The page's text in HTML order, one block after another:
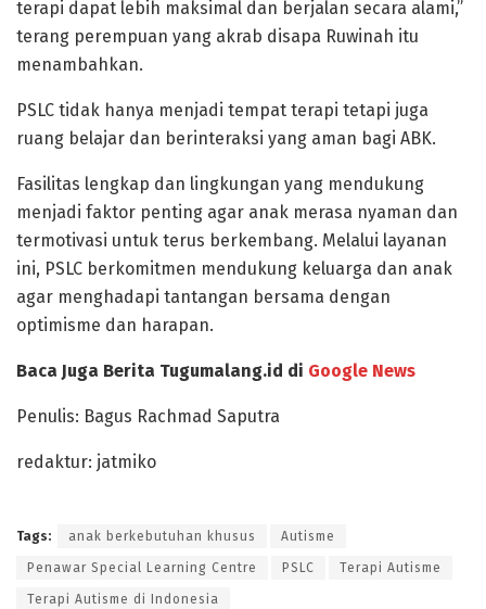
terapi dapat lebih maksimal dan berjalan secara alami,”
terang perempuan yang akrab disapa Ruwinah itu
menambahkan.
PSLC tidak hanya menjadi tempat terapi tetapi juga
ruang belajar dan berinteraksi yang aman bagi ABK.
Fasilitas lengkap dan lingkungan yang mendukung
menjadi faktor penting agar anak merasa nyaman dan
termotivasi untuk terus berkembang. Melalui layanan
ini, PSLC berkomitmen mendukung keluarga dan anak
agar menghadapi tantangan bersama dengan
optimisme dan harapan.
Baca Juga Berita Tugumalang.id di Google News
Penulis: Bagus Rachmad Saputra
redaktur: jatmiko
Tags: anak berkebutuhan khusus Autisme
Penawar Special Learning Centre PSLC Terapi Autisme
Terapi Autisme di Indonesia